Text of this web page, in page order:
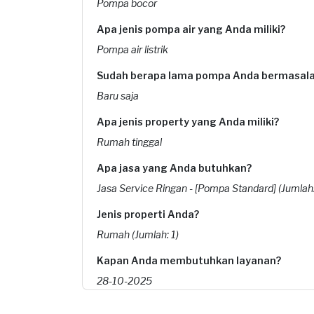
Pompa bocor
Apa jenis pompa air yang Anda miliki?
Pompa air listrik
Sudah berapa lama pompa Anda
Baru saja
Apa jenis property yang Anda miliki?
Rumah tinggal
Apa jasa yang Anda butuhkan?
Jasa Service Ringan - [Pompa Standard]
Jenis properti Anda?
Rumah (Jumlah: 1)
Kapan Anda membutuhkan layanan?
28-10-2025